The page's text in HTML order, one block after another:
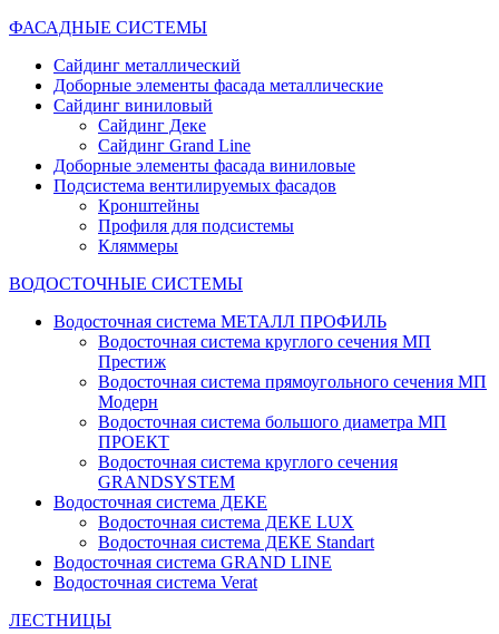
ФАСАДНЫЕ СИСТЕМЫ
Сайдинг металлический
Доборные элементы фасада металлические
Сайдинг виниловый
Сайдинг Деке
Сайдинг Grand Line
Доборные элементы фасада виниловые
Подсистема вентилируемых фасадов
Кронштейны
Профиля для подсистемы
Кляммеры
ВОДОСТОЧНЫЕ СИСТЕМЫ
Водосточная система МЕТАЛЛ ПРОФИЛЬ
Водосточная система круглого сечения МП
Престиж
Водосточная система прямоугольного сечения МП
Модерн
Водосточная система большого диаметра МП
ПРОЕКТ
Водосточная система круглого сечения
GRANDSYSTEM
Водосточная система ДЕКЕ
Водосточная система ДЕКЕ LUX
Водосточная система ДЕКЕ Standart
Водосточная система GRAND LINE
Водосточная система Verat
ЛЕСТНИЦЫ